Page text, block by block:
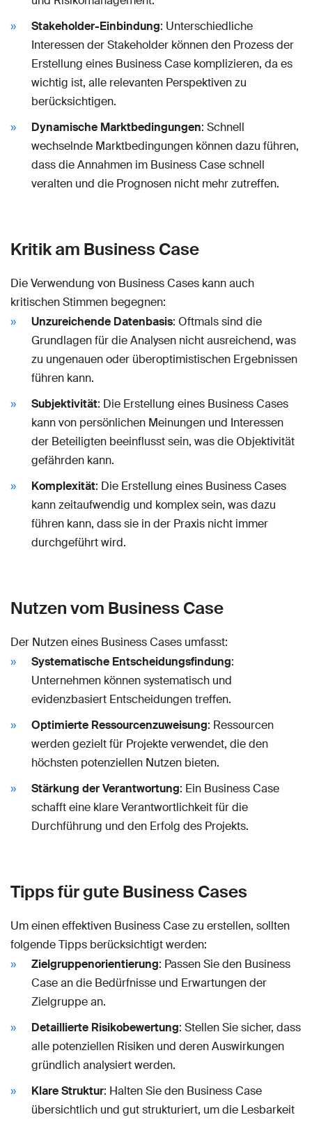
Stakeholder-Einbindung: Unterschiedliche
Interessen der Stakeholder können den Prozess der
Erstellung eines Business Case komplizieren, da es
wichtig ist, alle relevanten Perspektiven zu
berücksichtigen.
Dynamische Marktbedingungen: Schnell
wechselnde Marktbedingungen können dazu führen,
dass die Annahmen im Business Case schnell
veralten und die Prognosen nicht mehr zutreffen.
Kritik am Business Case
Die Verwendung von Business Cases kann auch
kritischen Stimmen begegnen:
Unzureichende Datenbasis: Oftmals sind die
Grundlagen für die Analysen nicht ausreichend, was
zu ungenauen oder überoptimistischen Ergebnissen
führen kann.
Subjektivität: Die Erstellung eines Business Cases
kann von persönlichen Meinungen und Interessen
der Beteiligten beeinflusst sein, was die Objektivität
gefährden kann.
Komplexität: Die Erstellung eines Business Cases
kann zeitaufwendig und komplex sein, was dazu
führen kann, dass sie in der Praxis nicht immer
durchgeführt wird.
Nutzen vom Business Case
Der Nutzen eines Business Cases umfasst:
Systematische Entscheidungsfindung:
Unternehmen können systematisch und
evidenzbasiert Entscheidungen treffen.
Optimierte Ressourcenzuweisung: Ressourcen
werden gezielt für Projekte verwendet, die den
höchsten potenziellen Nutzen bieten.
Stärkung der Verantwortung: Ein Business Case
schafft eine klare Verantwortlichkeit für die
Durchführung und den Erfolg des Projekts.
Tipps für gute Business Cases
Um einen effektiven Business Case zu erstellen, sollten
folgende Tipps berücksichtigt werden:
Zielgruppenorientierung: Passen Sie den Business
Case an die Bedürfnisse und Erwartungen der
Zielgruppe an.
Detaillierte Risikobewertung: Stellen Sie sicher, dass
alle potenziellen Risiken und deren Auswirkungen
gründlich analysiert werden.
Klare Struktur: Halten Sie den Business Case
übersichtlich und gut strukturiert, um die Lesbarkeit